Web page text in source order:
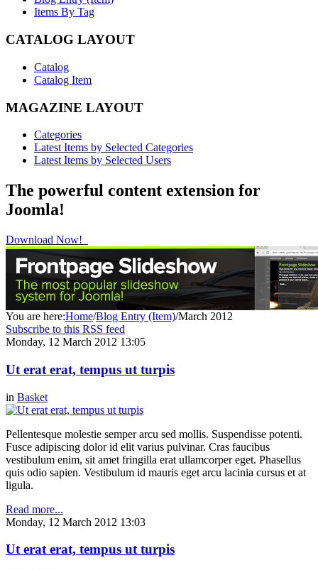
Items By Tag
CATALOG LAYOUT
Catalog
Catalog Item
MAGAZINE LAYOUT
Categories
Latest Items by Selected Categories
Latest Items by Selected Users
The powerful content extension for
Joomla!
Download Now!
You are here:Home/Blog Entry (Item)/March 2012
Subscribe to this RSS feed
Monday, 12 March 2012 13:05
Ut erat erat, tempus ut turpis
in Basket
Pellentesque molestie semper arcu sed mollis. Suspendisse potenti.
Fusce adipiscing dolor id elit varius pulvinar. Cras faucibus
vestibulum enim, sit amet fringilla erat ullamcorper eget. Phasellus
quis odio sapien. Vestibulum id mauris eget arcu lacinia cursus et at
ligula.
Read more...
Monday, 12 March 2012 13:03
Ut erat erat, tempus ut turpis